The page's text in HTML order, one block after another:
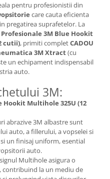
pentru profesionistii din
care cauta eficienta
pregatirea suprafetelor. La
Profesionale 3M Blue Hookit
cutii), primiti completCADOU
3M Xtract(cu
un echipament indispensabil
auto.
3M:
Hookit Multihole 325U (12
abrazive 3M albastre sunt
auto, a fillerului, a vopselei si
un finisaj uniform, esential
auto.
Multihole asigura o
contribuind la un mediu de